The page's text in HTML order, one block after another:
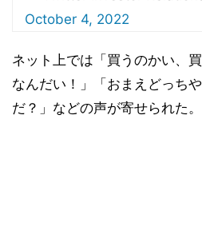
October 4, 2022
ネット上では「買うのかい、
なんだい！」「おまえどっち
だ？」などの声が寄せられた。